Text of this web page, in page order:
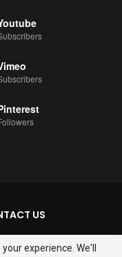
US
Reserved.
experience. We'll